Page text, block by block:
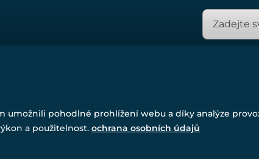
Powered bySimplia.cz, protected by reCAPTCHA.
umožnili pohodlné prohlížení webu a díky analýze
a použitelnost. ochrana osobních údajů